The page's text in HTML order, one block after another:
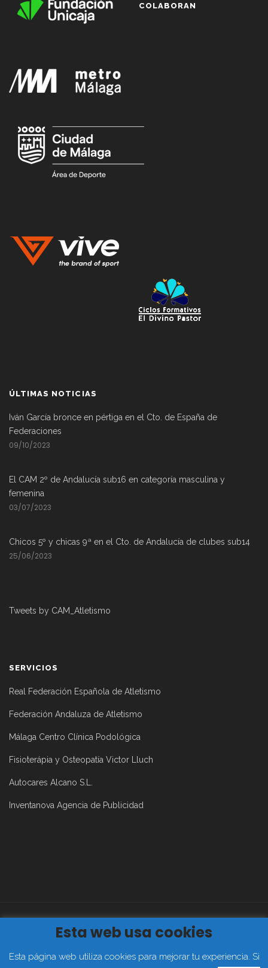
COLABORAN
ÚLTIMAS NOTICIAS
Iván García bronce en pértiga en el Cto. de España de
Federaciones
09/10/2023
El CAM 2º de Andalucía sub16 en categoría masculina y
femenina
03/07/2023
Chicos 5º y chicas 9ª en el Cto. de Andalucía de clubes sub14
25/06/2023
Tweets by CAM_Atletismo
SERVICIOS
Real Federación Española de Atletismo
Federación Andaluza de Atletismo
Málaga Centro Clínica Podológica
Fisioterápia y Osteopatía Victor Lluch
Autocares Alcano S.L.
Inventanova Agencia de Publicidad
Aviso Legal|Política de Privacidad| Política de Cookies
Esta web usa cookies
Esta página web utiliza cookies para mejorar tu experiencia. Si